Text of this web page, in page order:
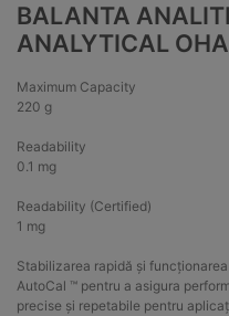
BALANTA
ANALYTICAL
Maximum Capacity
220 g
Readability
0.1 mg
Readability (Certified)
1 mg
Stabilizarea rapidă și
AutoCal ™ pentru a asigura
precise și repetabile pentru